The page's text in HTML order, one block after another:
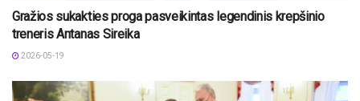
Gražios sukakties proga pasveikintas legendinis krepšinio
treneris Antanas Sireika
2026-05-19